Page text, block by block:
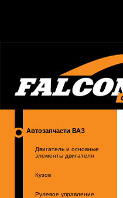
Автозапчасти ВАЗ
Двигатель и основные
элементы двигателя
Кузов
Рулевое управление